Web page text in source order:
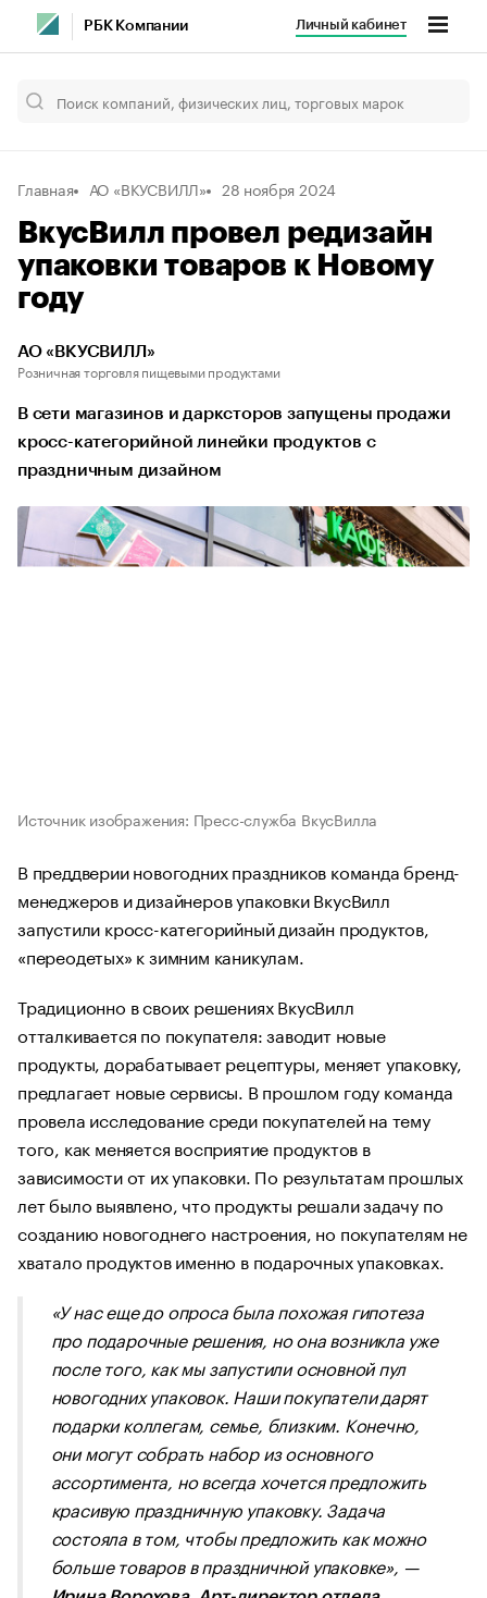
РБК Компании Личный кабинет
Главная АО «ВКУСВИЛЛ» 28 ноября 2024
ВкусВилл провел редизайн
упаковки товаров к Новому
году
АО «ВКУСВИЛЛ»
Розничная торговля пищевыми продуктами
В сети магазинов и дарксторов запущены продажи
кросс-категорийной линейки продуктов с
праздничным дизайном
Источник изображения: Пресс-служба ВкусВилла
В преддверии новогодних праздников команда бренд-
менеджеров и дизайнеров упаковки ВкусВилл
запустили кросс-категорийный дизайн продуктов,
«переодетых» к зимним каникулам.
Традиционно в своих решениях ВкусВилл
отталкивается по покупателя: заводит новые
продукты, дорабатывает рецептуры, меняет упаковку,
предлагает новые сервисы. В прошлом году команда
провела исследование среди покупателей на тему
того, как меняется восприятие продуктов в
зависимости от их упаковки. По результатам прошлых
лет было выявлено, что продукты решали задачу по
созданию новогоднего настроения, но покупателям не
хватало продуктов именно в подарочных упаковках.
«У нас еще до опроса была похожая гипотеза
про подарочные решения, но она возникла уже
после того, как мы запустили основной пул
новогодних упаковок. Наши покупатели дарят
подарки коллегам, семье, близким. Конечно,
они могут собрать набор из основного
ассортимента, но всегда хочется предложить
красивую праздничную упаковку. Задача
состояла в том, чтобы предложить как можно
больше товаров в праздничной упаковке», —